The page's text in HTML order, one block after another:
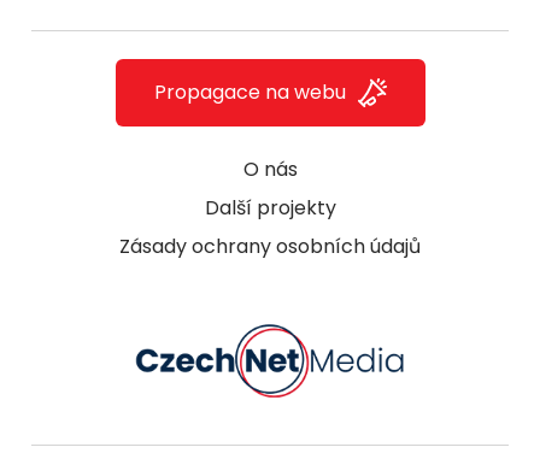
O nás
Další projekty
Zásady ochrany osobních údajů
Propagace na webu